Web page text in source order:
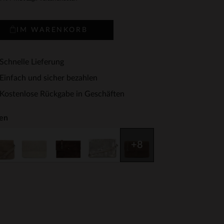
IM WARENKORB
Lieferung
und sicher bezahlen
Rückgabe in Geschäften
+8